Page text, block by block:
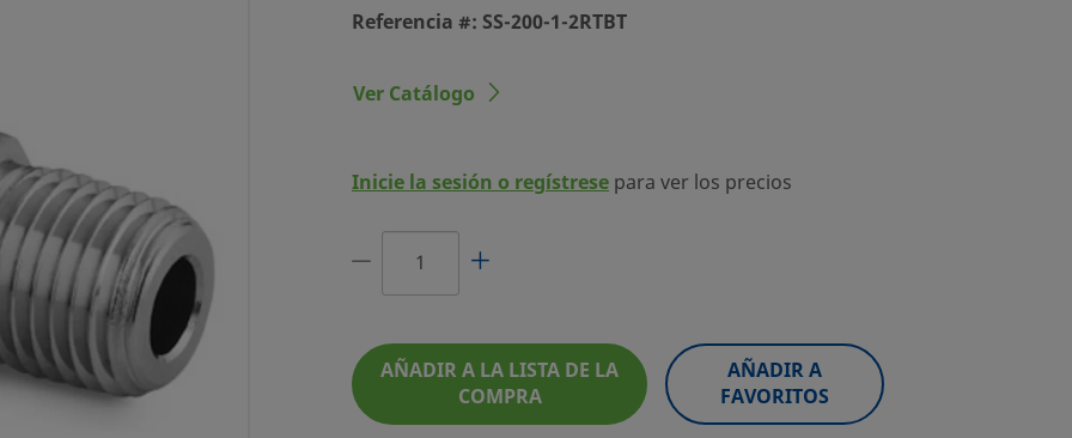
SWAGELOK DE
PULG. MACHO
ISO CÓNICA
#: SS-200-1-2RTBT
Referencia #: SS-200-1-2RTBT
Ver Catálogo
Inicie la sesión o regístrese para ver los precios
AÑADIR A LA LISTA DE LA
COMPRA
AÑADIR A
FAVORITOS